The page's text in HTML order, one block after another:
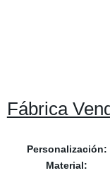
Fábrica
Personalización:
Material: